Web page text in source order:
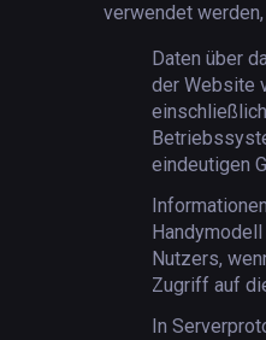
verwendet
Daten über
der Website
eindeutigen
Nutzers,
Zugriff auf
In